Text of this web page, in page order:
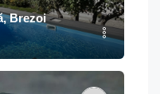
Brezoi